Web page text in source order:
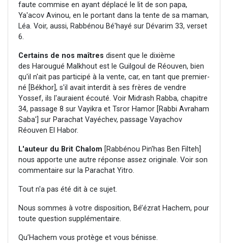
faute commise en ayant déplacé le lit de son papa,
Ya'acov Avinou, en le portant dans la tente de sa maman,
Léa. Voir, aussi, Rabbénou Bé'hayé sur Dévarim 33, verset
6.
Certains de nos maîtres disent que le dixième
des Harougué Malkhout est le Guilgoul de Réouven, bien
qu'il n'ait pas participé à la vente, car, en tant que premier-
né [Békhor], s'il avait interdit à ses frères de vendre
Yossef, ils l'auraient écouté. Voir Midrash Rabba, chapitre
34, passage 8 sur Vayikra et Tsror Hamor [Rabbi Avraham
Saba'] sur Parachat Vayéchev, passage Vayachov
Réouven El Habor.
L'auteur du Brit Chalom [Rabbénou Pin'has Ben Filteh]
nous apporte une autre réponse assez originale. Voir son
commentaire sur la Parachat Yitro.
Tout n'a pas été dit à ce sujet.
Nous sommes à votre disposition, Bé’ézrat Hachem, pour
toute question supplémentaire.
Qu’Hachem vous protège et vous bénisse.